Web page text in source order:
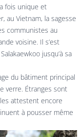
fois unique et
au Vietnam, la sagesse
communistes au
voisine. Il s’est
jusqu’à sa
du bâtiment principal
verre. Étranges sont
attestent encore
à pousser même